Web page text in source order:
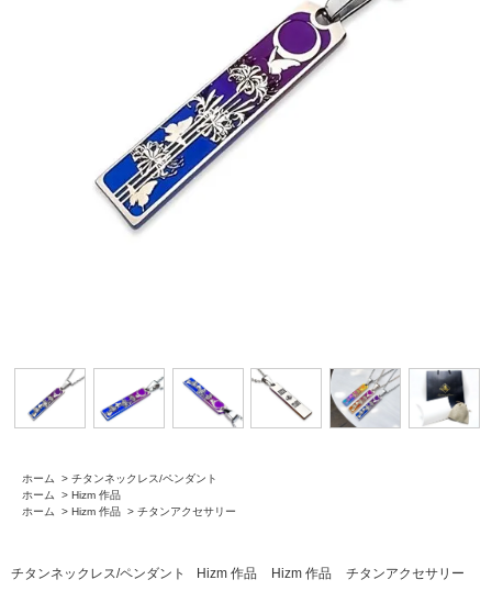
ホーム > チタンネックレス/ペンダント
ホーム
> Hizm 作品
ホーム
> Hizm 作品 > チタンアクセサリー
チタンネックレス/ペンダント Hizm 作品 Hizm 作品 チタンアクセサリー